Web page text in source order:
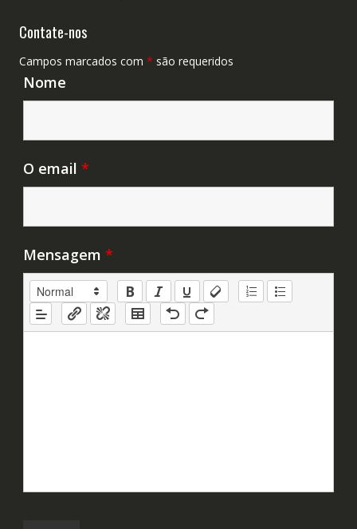
Contate-nos
Campos marcados com * são requeridos
Nome
O email *
Mensagem *